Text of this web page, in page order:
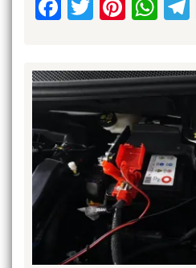
Facebook
Twitter